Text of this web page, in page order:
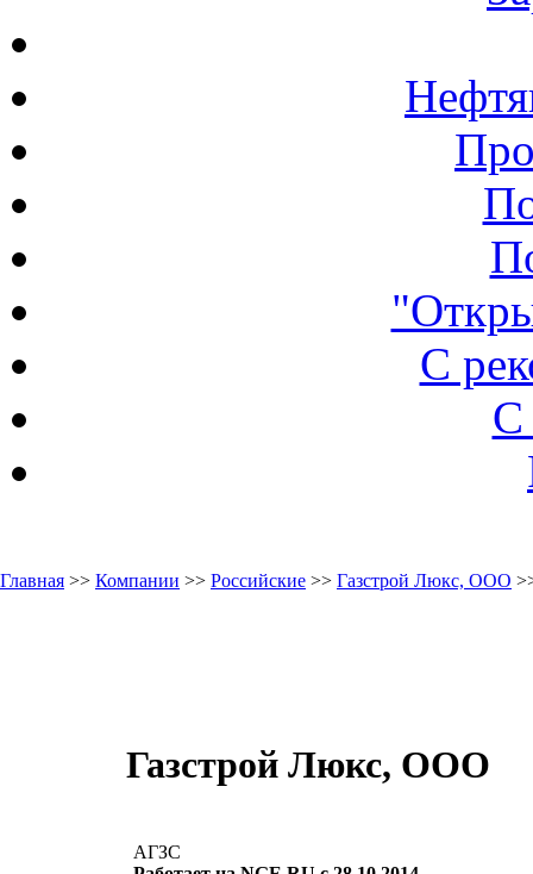
С
С
Главная >> Компании >> Российские >> Газстрой Люкс, ООО
Газстрой Люкс, ООО
АГЗС